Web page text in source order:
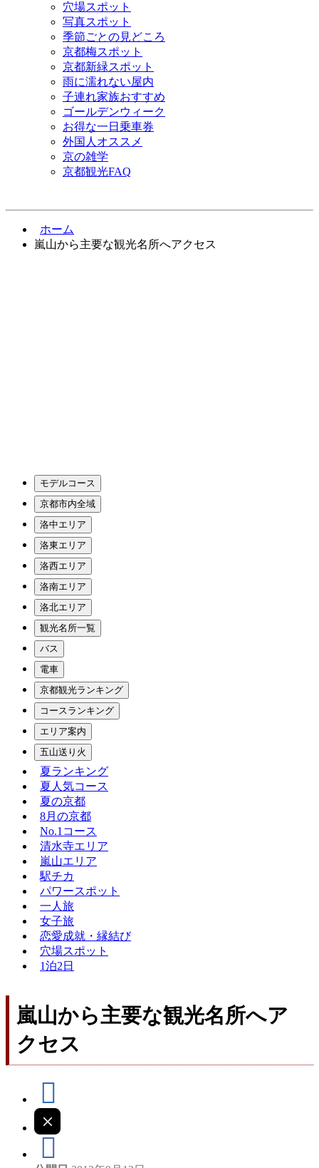
穴場スポット
写真スポット
季節ごとの見どころ
京都梅スポット
京都新緑スポット
雨に濡れない屋内
子連れ家族おすすめ
ゴールデンウィーク
お得な一日乗車券
外国人オススメ
京の雑学
京都観光FAQ
ホーム
嵐山から主要な観光名所へアクセス
モデルコース
京都市内全域
洛中エリア
洛東エリア
洛西エリア
洛南エリア
洛北エリア
観光名所一覧
バス
電車
京都観光ランキング
コースランキング
エリア案内
五山送り火
夏ランキング
夏人気コース
夏の京都
8月の京都
No.1コース
清水寺エリア
嵐山エリア
駅チカ
パワースポット
一人旅
女子旅
恋愛成就・縁結び
穴場スポット
1泊2日
嵐山から主要な観光名所へア
クセス